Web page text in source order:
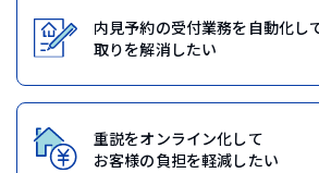
内見予約の受付業務を自動化し
取りを解消したい
重説をオンライン化して
お客様の負担を軽減したい